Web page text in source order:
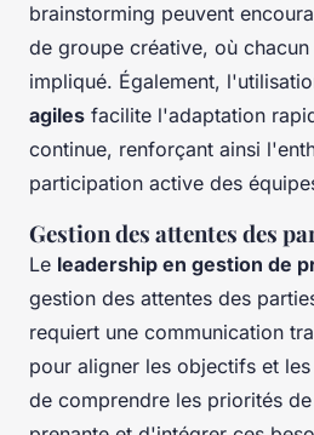
brainstorming peuvent
de groupe créative, où
impliqué. Également,
agiles facilite l'adaptation
continue, renforçant ainsi
participation active des
Gestion des attentes des
Le leadership en gestion de
gestion des attentes des
requiert une communication
pour aligner les objectifs et
de comprendre les priorités